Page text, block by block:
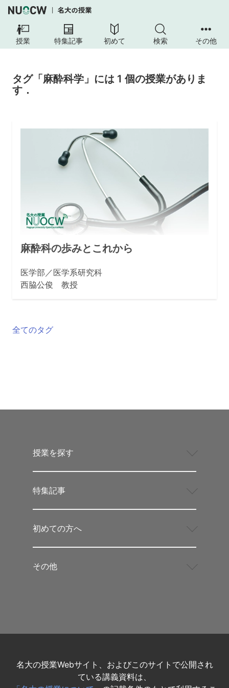
授業 特集記事 初めて 検索 その他
タグ「麻酔科学」には 1 個の授業がありま
す．
麻酔科の歩みとこれから
医学部／医学系研究科
西脇公俊 教授
全てのタグ
授業を探す
特集記事
初めての方へ
その他
名大の授業Webサイト、およびこのサイトで公開され
ている講義資料は、